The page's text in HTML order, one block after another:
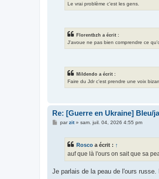
Le vrai problème c'est les gens.
Florentbzh a écrit :
J'avoue ne pas bien comprendre ce
Mildendo a écrit :
Faire du Jdr c'est prendre une voix
Re: [Guerre en Ukraine] Bleu/
Mparzit» sam. juil. 04, 2026 4:55 pm
Rosco a écrit : ↑
auf que là l'ours on sait que sa
Je parlais de la peau de l'ours